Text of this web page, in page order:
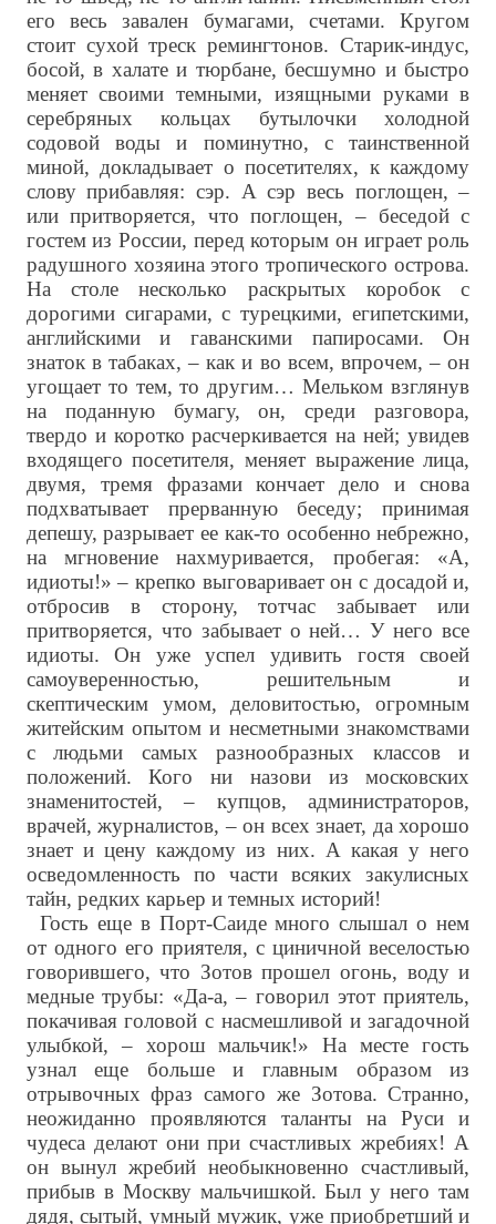
его весь завален бумагами, счетами. Кругом
стоит сухой треск ремингтонов. Старик-индус,
босой, в халате и тюрбане, бесшумно и быстро
меняет своими темными, изящными руками в
серебряных кольцах бутылочки холодной
содовой воды и поминутно, с таинственной
миной, докладывает о посетителях, к каждому
слову прибавляя: сэр. А сэр весь поглощен, –
или притворяется, что поглощен, – беседой с
гостем из России, перед которым он играет роль
радушного хозяина этого тропического острова.
На столе несколько раскрытых коробок с
дорогими сигарами, с турецкими, египетскими,
английскими и гаванскими папиросами. Он
знаток в табаках, – как и во всем, впрочем, – он
угощает то тем, то другим… Мельком взглянув
на поданную бумагу, он, среди разговора,
твердо и коротко расчеркивается на ней; увидев
входящего посетителя, меняет выражение лица,
двумя, тремя фразами кончает дело и снова
подхватывает прерванную беседу; принимая
депешу, разрывает ее как-то особенно небрежно,
на мгновение нахмуривается, пробегая: «А,
идиоты!» – крепко выговаривает он с досадой и,
отбросив в сторону, тотчас забывает или
притворяется, что забывает о ней… У него все
идиоты. Он уже успел удивить гостя своей
самоуверенностью, решительным и
скептическим умом, деловитостью, огромным
житейским опытом и несметными знакомствами
с людьми самых разнообразных классов и
положений. Кого ни назови из московских
знаменитостей, – купцов, администраторов,
врачей, журналистов, – он всех знает, да хорошо
знает и цену каждому из них. А какая у него
осведомленность по части всяких закулисных
тайн, редких карьер и темных историй!
Гость еще в Порт-Саиде много слышал о нем
от одного его приятеля, с циничной веселостью
говорившего, что Зотов прошел огонь, воду и
медные трубы: «Да-а, – говорил этот приятель,
покачивая головой с насмешливой и загадочной
улыбкой, – хорош мальчик!» На месте гость
узнал еще больше и главным образом из
отрывочных фраз самого же Зотова. Странно,
неожиданно проявляются таланты на Руси и
чудеса делают они при счастливых жребиях! А
он вынул жребий необыкновенно счастливый,
прибыв в Москву мальчишкой. Был у него там
дядя, сытый, умный мужик, уже приобретший и